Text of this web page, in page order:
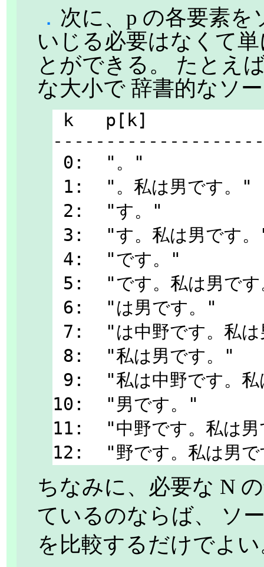
． 次に、p の各要素を
いじる必要はなくて
とができる。 たとえ
な大小で 辞書的なソ
10:  "男です。"
11:  "中野です。私は男
ちなみに、必要な N
ているのならば、 ソ
を比較するだけでよ